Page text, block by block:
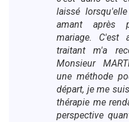
laissé
amant après
mariage. C'est
traitant m'a
Monsieur
une méthode
départ, je me
thérapie me
perspective